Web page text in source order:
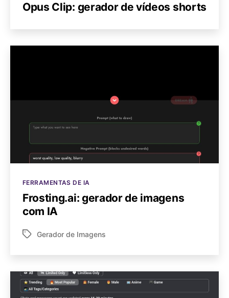
Opus Clip: gerador de vídeos shorts
Categorias
FERRAMENTAS DE IA
Frosting.ai: gerador de imagens
com IA
TagsGerador de Imagens